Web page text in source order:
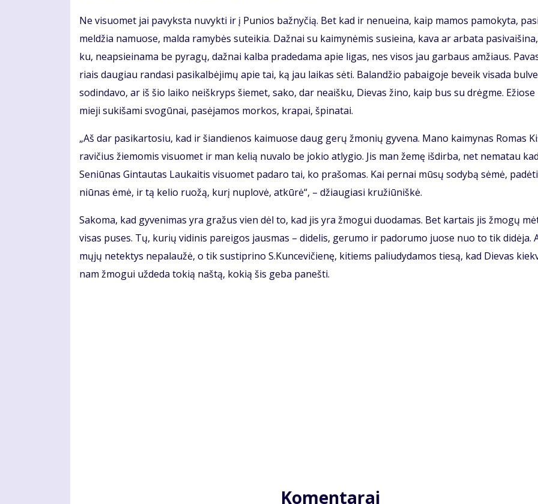
Ne vi­suo­met jai pa­vyks­ta nu­vyk­ti ir į Pu­nios baž­ny­čią. Bet kad ir ne­nu­ei­na, kaip ma­mos pa­mo­ky­ta,
mel­džia na­muo­se, mal­da ra­my­bės su­tei­kia. Daž­nai su kai­my­nė­mis su­si­ei­na, ka­va ar ar­ba­ta
ku, neap­si­ei­na­ma be py­ra­gų, daž­nai kal­ba pra­de­da­ma apie li­gas, nes vi­sos jau gar­baus am­žiaus.
riais dau­giau ran­da­si pa­si­kal­bė­ji­mų apie tai, ką jau lai­kas sė­ti. Ba­lan­džio pa­bai­go­je be­veik vi­sa­da
so­din­da­vo, ar iš šio lai­ko ne­iš­kryps šie­met, sa­ko, dar ne­aiš­ku, Die­vas ži­no, kaip bus su drėg­me.
mie­ji su­ki­ša­mi svo­gū­nai, pa­sė­ja­mos mor­kos, kra­pai, špi­na­tai.
„Aš dar pa­si­kar­to­siu, kad ir šian­die­nos kai­muo­se daug ge­rų žmo­nių gy­ve­na. Ma­no kai­my­nas Ro­mas
ra­vi­čius žie­mo­mis vi­suo­met ir man ke­lią nu­va­lo be jo­kio at­ly­gio. Jis man že­mę iš­dir­ba, net ne­ma­tau
Se­niū­nas Gin­tau­tas Lau­kai­tis vi­suo­met pa­da­ro tai, ko pra­šo­mas. Kai per­nai mū­sų so­dy­bą sė­mė,
niū­nas ėmė, ir tą ke­lio ruo­žą, ku­rį nu­plo­vė, at­kū­rė“, – džiau­gia­si kru­žiū­niš­kė.
Sa­ko­ma, kad gy­ve­ni­mas yra gra­žus vien dėl to, kad jis yra žmo­gui duo­da­mas. Bet kar­tais jis žmo­gų
vi­sas pu­ses. Tų, ku­rių vi­di­nis pa­rei­gos jaus­mas – di­de­lis, ge­ru­mo ir pa­do­ru­mo juo­se nuo to tik di­dė­ja.
mų­jų ne­tek­tys ne­pa­lau­žė, o tik su­stip­ri­no S.Kun­ce­vi­čie­nę, ki­tiems pa­liu­dy­da­mos tie­są, kad Die­vas
nam žmo­gui už­de­da to­kią naš­tą, ko­kią šis ge­ba pa­neš­ti.
Komentarai